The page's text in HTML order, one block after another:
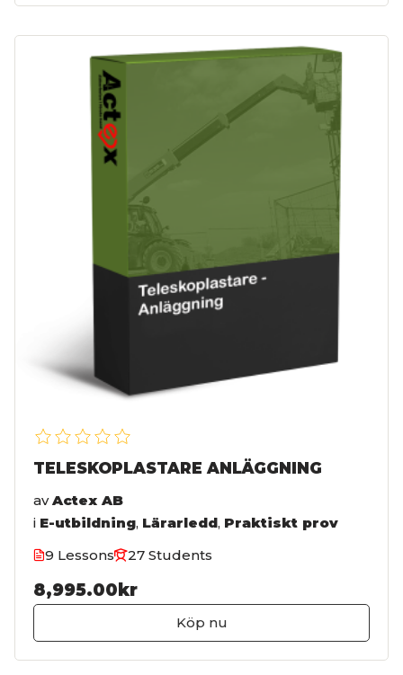
TELESKOPLASTARE ANLÄGGNING
av Actex AB
i E-utbildning, Lärarledd, Praktiskt prov
9 Lessons
27 Students
8,995.00kr
Köp nu